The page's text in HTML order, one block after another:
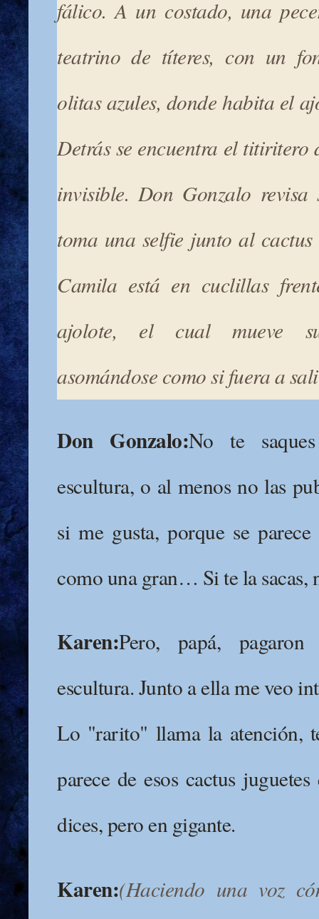
fálico. A un costado, una
teatrino de títeres, con un
olitas azules, donde habita el
Detrás se encuentra el titiritero
invisible. Don Gonzalo
toma una selfie junto al
Camila está en cuclillas
ajolote, el cual mueve
asomándose como si fuera a
Don Gonzalo:No te
escultura, o al menos no las
si me gusta, porque se
como una gran… Si te la sacas,
Karen:Pero, papá,
escultura. Junto a ella me veo
Lo "rarito" llama la atención,
parece de esos cactus
dices, pero en gigante.
Karen:(Haciendo una voz